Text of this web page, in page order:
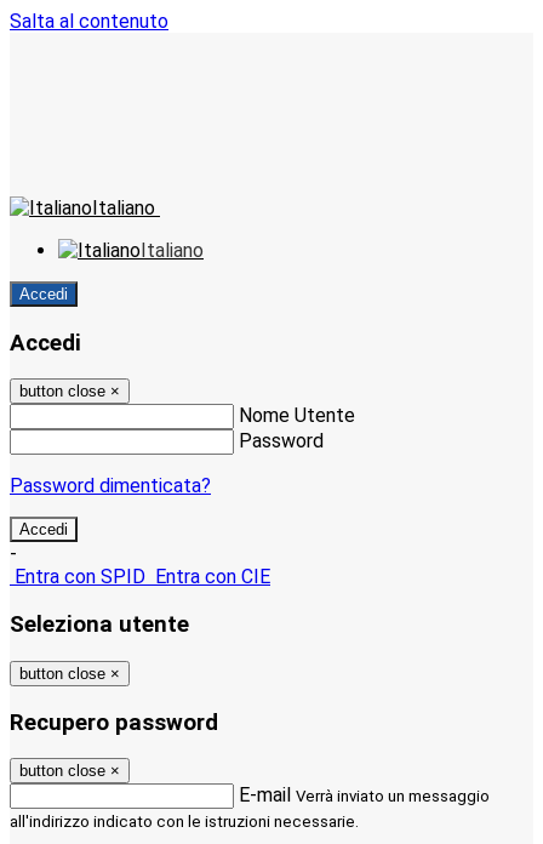
Salta al contenuto
Italiano
Italiano
Accedi
Accedi
button close ×
Nome Utente
Password
Password dimenticata?
-
Entra con SPID Entra con CIE
Seleziona utente
button close ×
Recupero password
button close ×
E-mail Verrà inviato un messaggio
all'indirizzo indicato con le istruzioni necessarie.